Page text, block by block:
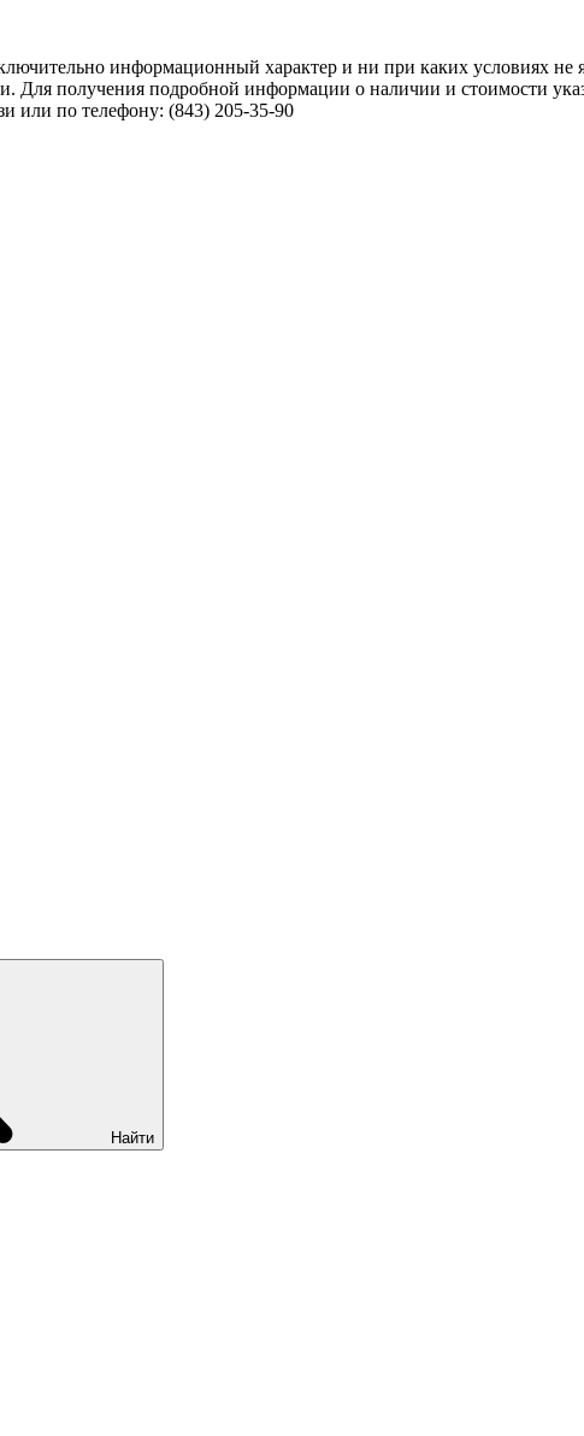
информационный характер и ни при каких условиях не
Для получения подробной информации о наличии и стоимости
или по телефону: (843) 205-35-90
Найти